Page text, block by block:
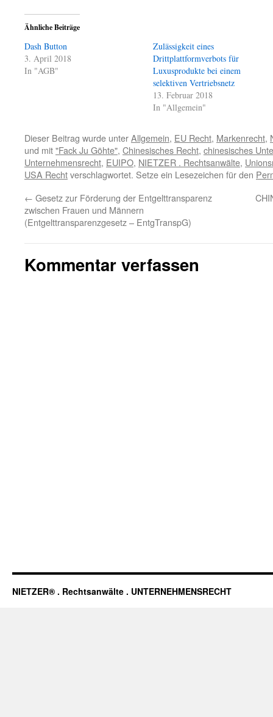
Ähnliche Beiträge
Dash Button
3. April 2018
In "AGB"
Zulässigkeit eines
Drittplattformverbots für
Luxusprodukte bei einem
selektiven Vertriebsnetz
13. Februar 2018
In "Allgemein"
Dieser Beitrag wurde unterAllgemein, EU Recht, Markenrecht,
und mit"Fack Ju Göhte", Chinesisches Recht, chinesisches
Unternehmensrecht, EUIPO, NIETZER . Rechtsanwälte,
USA Rechtverschlagwortet. Setze ein Lesezeichen für den
← Gesetz zur Förderung der Entgelttransparenz
zwischen Frauen und Männern
(Entgelttransparenzgesetz – EntgTranspG)
Kommentar verfassen
NIETZER® . Rechtsanwälte . UNTERNEHMENSRECHT